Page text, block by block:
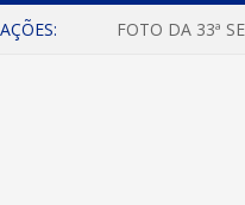
FOTO DA 33ª